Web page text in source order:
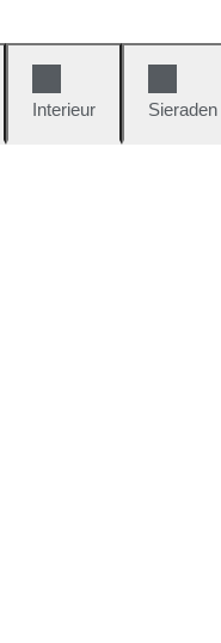
Interieur Sieraden